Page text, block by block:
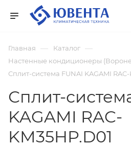
Главная — Каталог —
Настенные кондиционеры
Сплит-система FUNAI KAGAMI RAC-
Сплит-
KAGAMI RAC-
KM35HP.D01